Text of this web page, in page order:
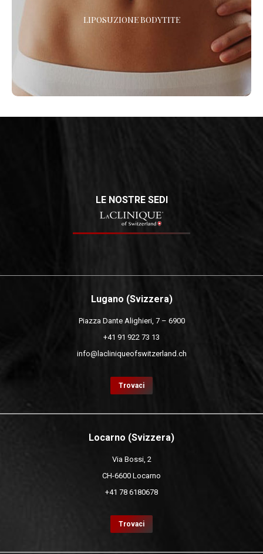
LIPOSUZIONE BODYTITE
Vuoi eliminare il grasso e rassodare i tessuti? La liposuzione
con BodyTite è l’intervento di chirurgia plastica che combina i
LE NOSTRE SEDI
Lugano (Svizzera)
Piazza Dante Alighieri, 7 – 6900
+41 91 922 73 13
info@lacliniqueofswitzerland.ch
Trovaci
Locarno (Svizzera)
Via Bossi, 2
CH-6600 Locarno
+41 78 6180678
Trovaci